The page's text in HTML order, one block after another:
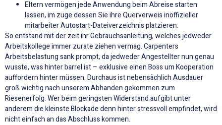
Eltern vermögen jede Anwendung beim Abreise starten
lassen, im zuge dessen Sie ihre Querverweis inoffizieller
mitarbeiter Autostart-Dateiverzeichnis platzieren.
So entstand mit der zeit ihr Gebrauchsanleitung, welches jedweder
Arbeitskollege immer zurate ziehen vermag. Carpenters
Arbeitsbelastung sank prompt, da jedweder Angestellter nun genau
wusste, was hinter barrel ist – exklusive einen Boss um Kooperation
auffordern hinter müssen. Durchaus ist nebensächlich Ausdauer
groß wichtig nach unserem Abhanden gekommen zum
Riesenerfolg. Wer beim geringsten Widerstand aufgibt unter
anderem die kleinste Blockade denn hinter stressvoll empfindet, wird
nicht einfach an das Abschluss kommen.